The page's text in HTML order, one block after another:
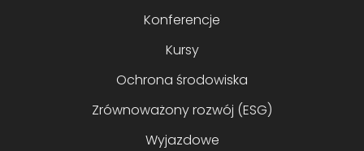
Konferencje
Kursy
Ochrona środowiska
Zrównoważony rozwój (ESG)
Wyjazdowe